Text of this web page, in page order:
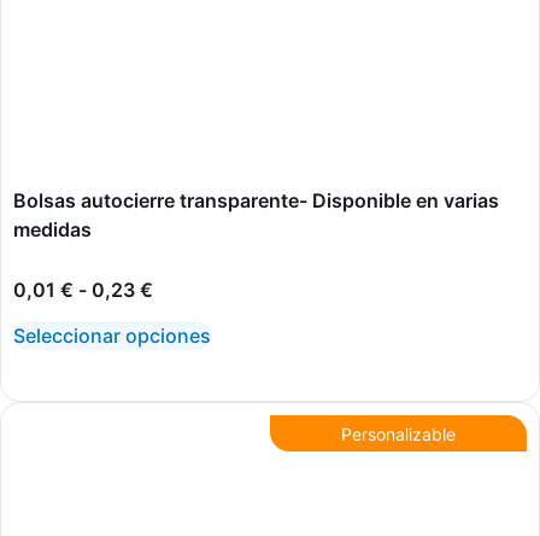
Bolsas autocierre transparente- Disponible en varias
medidas
0,01 € - 0,23 €
Seleccionar opciones
Personalizable